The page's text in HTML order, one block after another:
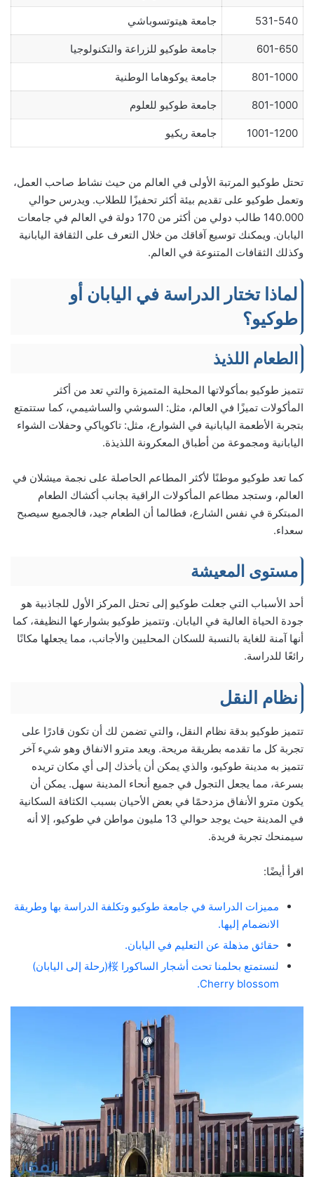
531-540 جامعة هيتوتسوباشي
601-650 جامعة طوكيو للزراعة والتكنولوجيا
801-1000 جامعة يوكوهاما الوطنية
801-1000 جامعة طوكيو للعلوم
1001-1200 جامعة ريكيو
تحتل طوكيو المرتبة الأولى في العالم من حيث نشاط صاحب العمل،
وتعمل طوكيو على تقديم بيئة أكثر تحفيزًا للطلاب. ويدرس حوالي
140.000 طالب دولي من أكثر من 170 دولة في العالم في جامعات
اليابان. ويمكنك توسيع آفاقك من خلال التعرف على الثقافة اليابانية
وكذلك الثقافات المتنوعة في العالم.
لماذا تختار الدراسة في اليابان أو
طوكيو؟
الطعام اللذيذ
تتميز طوكيو بمأكولاتها المحلية المتميزة والتي تعد من أكثر
المأكولات تميزًا في العالم، مثل: السوشي والساشيمي، كما ستتمتع
بتجربة الأطعمة اليابانية في الشوارع، مثل: تاكوياكي وحفلات الشواء
اليابانية ومجموعة من أطباق المعكرونة اللذيذة.
كما تعد طوكيو موطنًا لأكثر المطاعم الحاصلة على نجمة ميشلان في
العالم، وستجد مطاعم المأكولات الراقية بجانب أكشاك الطعام
المبتكرة في نفس الشارع، فطالما أن الطعام جيد، فالجميع سيصبح
سعداء.
مستوى المعيشة
أحد الأسباب التي جعلت طوكيو إلى تحتل المركز الأول للجاذبية هو
جودة الحياة العالية في اليابان. وتتميز طوكيو بشوارعها النظيفة، كما
أنها آمنة للغاية بالنسبة للسكان المحليين والأجانب، مما يجعلها مكانًا
رائعًا للدراسة.
نظام النقل
تتميز طوكيو بدقة نظام النقل، والتي تضمن لك أن تكون قادرًا على
تجربة كل ما تقدمه بطريقة مريحة. ويعد مترو الانفاق وهو شيء آخر
تتميز به مدينة طوكيو، والذي يمكن أن يأخذك إلى أي مكان تريده
بسرعة، مما يجعل التجول في جميع أنحاء المدينة سهل. يمكن أن
يكون مترو الأنفاق مزدحمًا في بعض الأحيان بسبب الكثافة السكانية
في المدينة حيث يوجد حوالي 13 مليون مواطن في طوكيو، إلا أنه
سيمنحك تجربة فريدة.
اقرأ أيضًا:
مميزات الدراسة في جامعة طوكيو وتكلفة الدراسة بها وطريقة
الانضمام إليها.
حقائق مذهلة عن التعليم في اليابان.
لنستمتع بحلمنا تحت أشجار الساكورا 桜(رحلة إلى اليابان)
Cherry blossom.